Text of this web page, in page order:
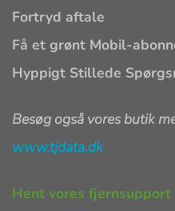
Fortryd aftale
Få et grønt Mobil-
Hyppigt Stillede
Besøg også vores butik
www.tjdata.dk
Hent vores fjernsupport